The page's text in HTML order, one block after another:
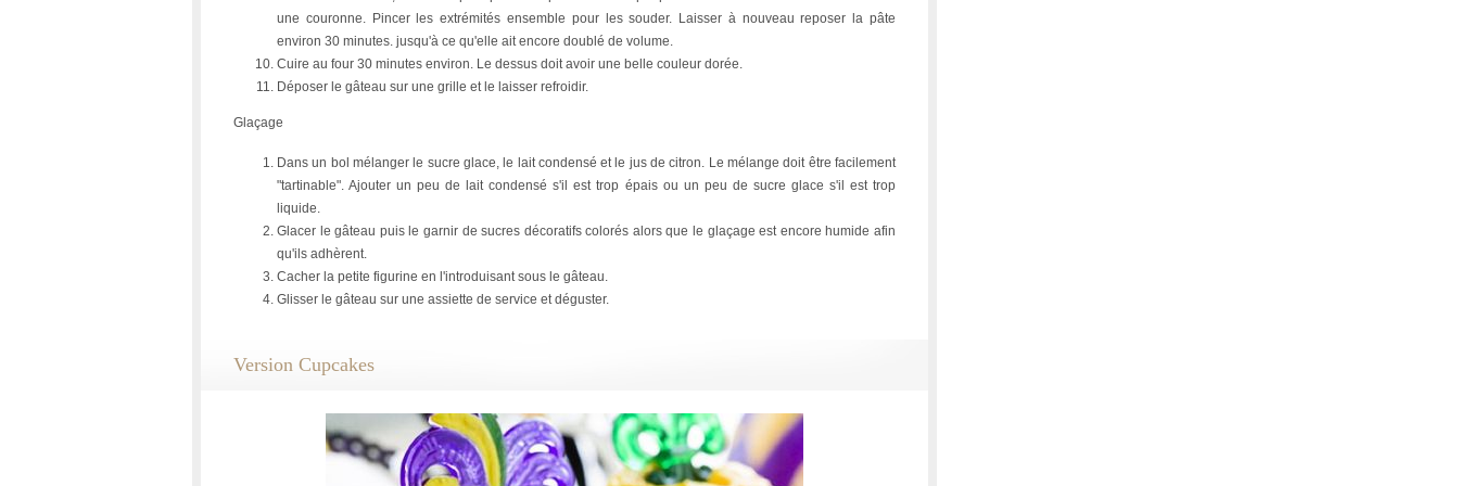
une couronne. Pincer les extrémités ensemble pour les souder. Laisser à nouveau reposer la pâte
environ 30 minutes. jusqu'à ce qu'elle ait encore doublé de volume.
Cuire au four 30 minutes environ. Le dessus doit avoir une belle couleur dorée.
Déposer le gâteau sur une grille et le laisser refroidir.
Glaçage
Dans un bol mélanger le sucre glace, le lait condensé et le jus de citron. Le mélange doit être facilement
"tartinable". Ajouter un peu de lait condensé s'il est trop épais ou un peu de sucre glace s'il est trop
liquide.
Glacer le gâteau puis le garnir de sucres décoratifs colorés alors que le glaçage est encore humide afin
qu'ils adhèrent.
Cacher la petite figurine en l'introduisant sous le gâteau.
Glisser le gâteau sur une assiette de service et déguster.
Version Cupcakes